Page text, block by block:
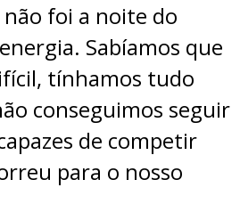
foi a noite do
Sabíamos que
tínhamos tudo
conseguimos seguir
de competir
para o nosso